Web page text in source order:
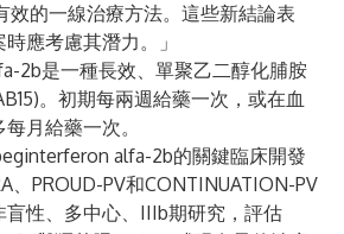
效的一線治療方法。這些新結論表
應考慮其潛力。」
2b是一種長效、單聚乙二醇化脯胺
。初期每兩週給藥一次，或在血
月給藥一次。
alfa-2b的關鍵臨床開發
、 PROUD-PV和CONTINUATION-PV
盲性、多中心、IIIb期研究，評估